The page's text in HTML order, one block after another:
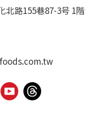
北路155巷87-3号 1階